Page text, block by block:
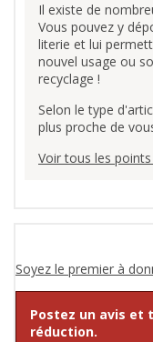
Il existe de
Vous pouvez y
literie et lui
nouvel usage ou
recyclage !
Selon le type
plus proche de
Voir tous les
Soyez le premier à
Postez un avis et
réduction.